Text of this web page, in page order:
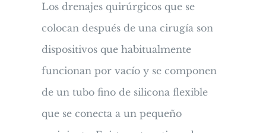
Los drenajes quirúrgicos que se
colocan después de una cirugía son
dispositivos que habitualmente
funcionan por vacío y se componen
de un tubo fino de silicona flexible
que se conecta a un pequeño